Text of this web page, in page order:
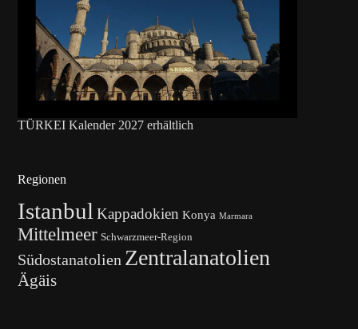
TÜRKEI Kalender 2027 erhältlich
Regionen
Istanbul Kappadokien Konya Marmara
Mittelmeer Schwarzmeer-Region
Südostanatolien Zentralanatolien
Ägäis